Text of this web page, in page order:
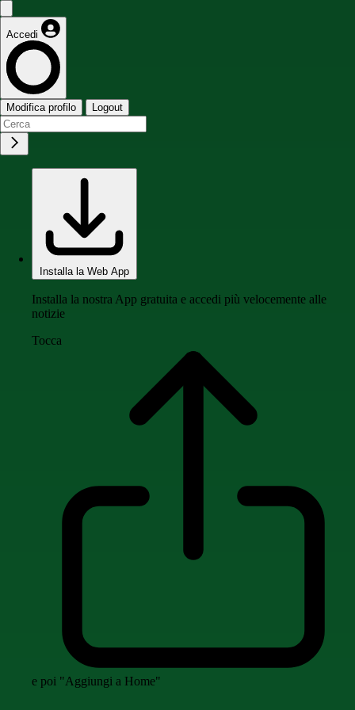
Accedi
Modifica profilo Logout
Installa la Web App
Installa la nostra App gratuita e accedi più velocemente alle
notizie
Tocca
e poi "Aggiungi a Home"